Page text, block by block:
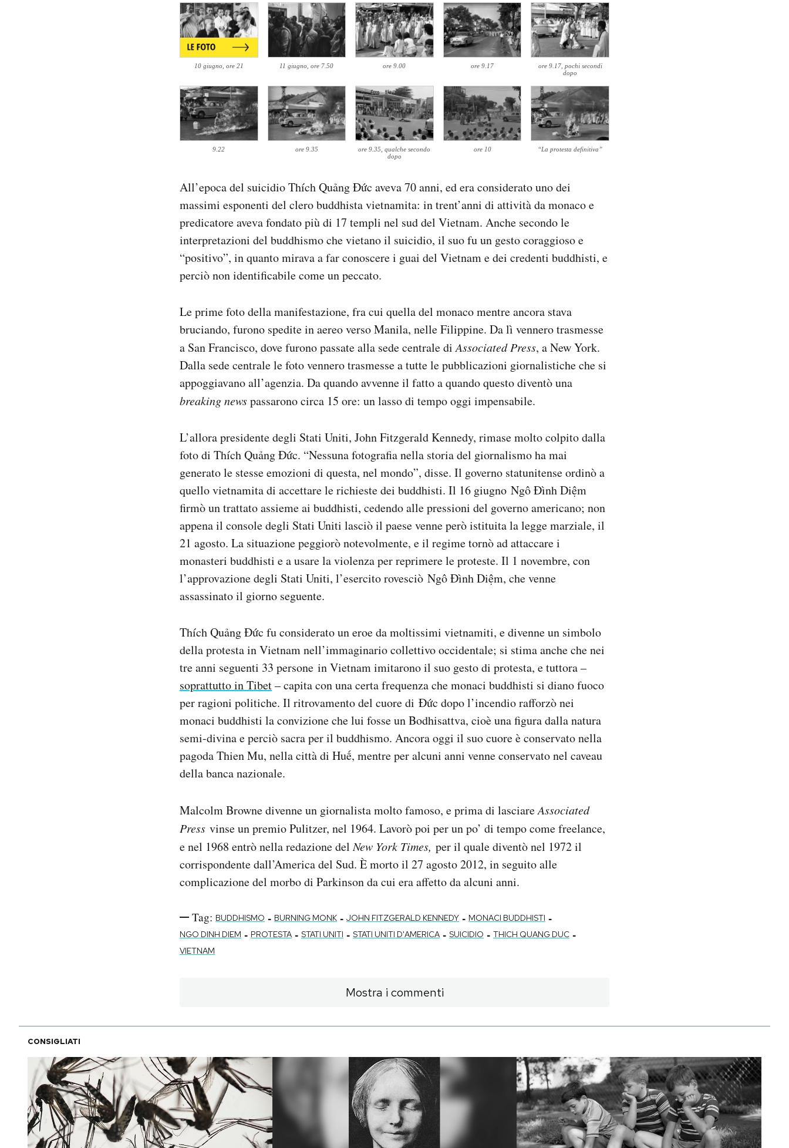
10 giugno, ore 21 11 giugno, ore 7.50 ore 9.00 ore 9.17
ore 9.17, pochi secondi
dopo
9.22 ore 9.35
ore 9.35, qualche secondo
dopo
ore 10 “La protesta definitiva”
All’epoca del suicidio Thích Quảng Đức aveva 70 anni, ed era considerato uno dei
massimi esponenti del clero buddhista vietnamita: in trent’anni di attività da monaco e
predicatore aveva fondato più di 17 templi nel sud del Vietnam. Anche secondo le
interpretazioni del buddhismo che vietano il suicidio, il suo fu un gesto coraggioso e
“positivo”, in quanto mirava a far conoscere i guai del Vietnam e dei credenti buddhisti, e
perciò non identificabile come un peccato.
Le prime foto della manifestazione, fra cui quella del monaco mentre ancora stava
bruciando, furono spedite in aereo verso Manila, nelle Filippine. Da lì vennero trasmesse
a San Francisco, dove furono passate alla sede centrale diAssociated Press, a New York.
Dalla sede centrale le foto vennero trasmesse a tutte le pubblicazioni giornalistiche che si
appoggiavano all’agenzia. Da quando avvenne il fatto a quando questo diventò una
breaking newspassarono circa 15 ore: un lasso di tempo oggi impensabile.
L’allora presidente degli Stati Uniti, John Fitzgerald Kennedy, rimase molto colpito dalla
foto di Thích Quảng Đức. “Nessuna fotografia nella storia del giornalismo ha mai
generato le stesse emozioni di questa, nel mondo”, disse. Il governo statunitense ordinò a
quello vietnamita di accettare le richieste dei buddhisti. Il 16 giugno Ngô Đình Diệm
firmò un trattato assieme ai buddhisti, cedendo alle pressioni del governo americano; non
appena il console degli Stati Uniti lasciò il paese venne però istituita la legge marziale, il
21 agosto. La situazione peggiorò notevolmente, e il regime tornò ad attaccare i
monasteri buddhisti e a usare la violenza per reprimere le proteste. Il 1 novembre, con
l’approvazione degli Stati Uniti, l’esercito rovesciò Ngô Đình Diệm, che venne
assassinato il giorno seguente.
Thích Quảng Đức fu considerato un eroe da moltissimi vietnamiti, e divenne un simbolo
della protesta in Vietnam nell’immaginario collettivo occidentale; si stima anche che nei
tre anni seguenti 33 persone in Vietnam imitarono il suo gesto di protesta, e tuttora –
soprattutto in Tibet– capita con una certa frequenza che monaci buddhisti si diano fuoco
per ragioni politiche. Il ritrovamento del cuore di Đức dopo l’incendio rafforzò nei
monaci buddhisti la convizione che lui fosse un Bodhisattva, cioè una figura dalla natura
semi-divina e perciò sacra per il buddhismo. Ancora oggi il suo cuore è conservato nella
pagoda Thien Mu, nella città di Huế, mentre per alcuni anni venne conservato nel caveau
della banca nazionale.
Malcolm Browne divenne un giornalista molto famoso, e prima di lasciareAssociated
Press vinse un premio Pulitzer, nel 1964. Lavorò poi per un po’ di tempo come freelance,
e nel 1968 entrò nella redazione delNew York Times, per il quale diventò nel 1972 il
corrispondente dall’America del Sud. È morto il 27 agosto 2012, in seguito alle
complicazione del morbo di Parkinson da cui era affetto da alcuni anni.
Tag: BUDDHISMO - BURNING MONK - JOHN FITZGERALD KENNEDY - MONACI BUDDHISTI -
NGO DINH DIEM - PROTESTA - STATI UNITI - STATI UNITI D'AMERICA - SUICIDIO - THICH QUANG DUC -
VIETNAM
Mostra i commenti
CONSIGLIATI